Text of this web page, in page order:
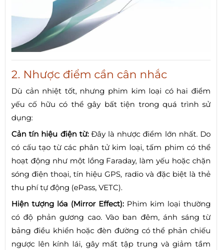
2. Nhược điểm cần cân nhắc
Dù cản nhiệt tốt, nhưng phim kim loại có hai điểm
yếu cố hữu có thể gây bất tiện trong quá trình sử
dụng:
Cản tín hiệu điện từ:Đây là nhược điểm lớn nhất. Do
có cấu tạo từ các phân tử kim loại, tấm phim có thể
hoạt động như một lồng Faraday, làm yếu hoặc chặn
sóng điện thoại, tín hiệu GPS, radio và đặc biệt là thẻ
thu phí tự động (ePass, VETC).
Hiện tượng lóa (Mirror Effect): Phim kim loại thường
có độ phản gương cao. Vào ban đêm, ánh sáng từ
bảng điều khiển hoặc đèn đường có thể phản chiếu
ngược lên kính lái, gây mất tập trung và giảm tầm